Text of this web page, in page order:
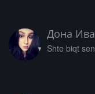
Дона
Shte biqt